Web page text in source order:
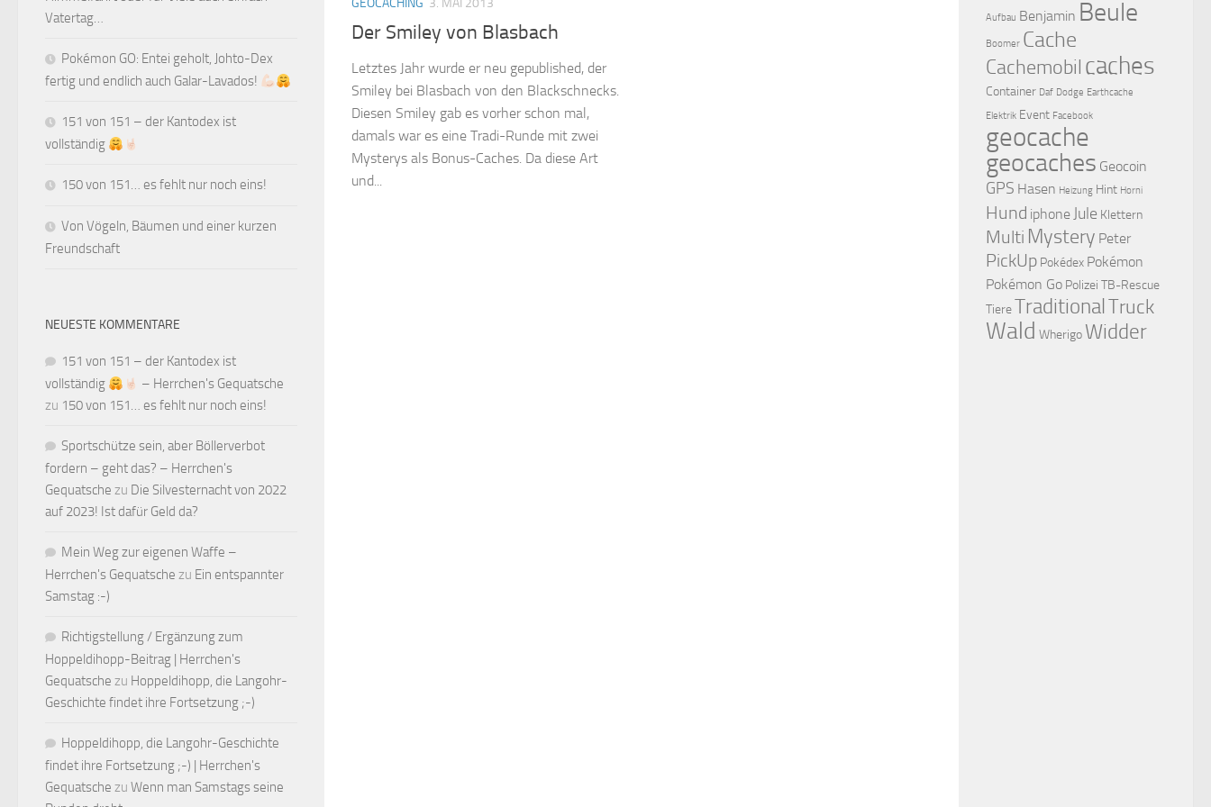
Der Smiley von Blasbach
Letztes Jahr wurde er neu gepublished, der
Smiley bei Blasbach von den Blackschnecks.
Diesen Smiley gab es vorher schon mal,
damals war es eine Tradi-Runde mit zwei
Mysterys als Bonus-Caches. Da diese Art
und...
Vatertag…
Pokémon GO: Entei geholt, Johto-Dex
fertig und endlich auch Galar-Lavados!
151 von 151 – der Kantodex ist
vollständig
150 von 151… es fehlt nur noch eins!
Von Vögeln, Bäumen und einer kurzen
Freundschaft
NEUESTE KOMMENTARE
151 von 151 – der Kantodex ist
vollständig
– Herrchen's Gequatsche
zu 150 von 151… es fehlt nur noch eins!
Sportschütze sein, aber Böllerverbot
fordern – geht das? – Herrchen's
Gequatsche zu Die Silvesternacht von 2022
auf 2023! Ist dafür Geld da?
Mein Weg zur eigenen Waffe –
Herrchen's Gequatsche zu Ein entspannter
Samstag :-)
Richtigstellung / Ergänzung zum
Hoppeldihopp-Beitrag | Herrchen's
Gequatsche zu Hoppeldihopp, die Langohr-
Geschichte findet ihre Fortsetzung ;-)
Hoppeldihopp, die Langohr-Geschichte
findet ihre Fortsetzung ;-) | Herrchen's
Gequatsche zu Wenn man Samstags seine
Aufbau Benjamin Beule
Boomer Cache
Cachemobil caches
Container Daf Dodge Earthcache
Elektrik Event Facebook
geocache
geocaches Geocoin
GPS Hasen Heizung Hint Horni
Hund iphone Jule Klettern
Multi Mystery Peter
PickUp Pokédex Pokémon
Pokémon Go Polizei TB-Rescue
TiereTraditional Truck
Wald Wherigo Widder